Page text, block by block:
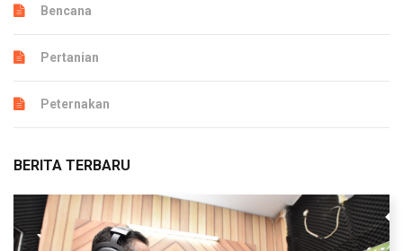
Bencana
Pertanian
Peternakan
BERITA TERBARU